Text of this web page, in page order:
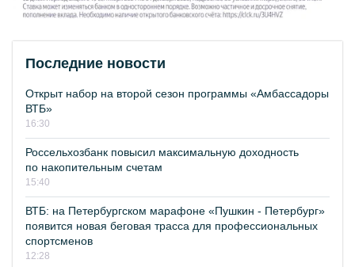
Последние новости
Открыт набор на второй сезон программы «Амбассадоры
ВТБ»
16:30
Россельхозбанк повысил максимальную доходность
по накопительным счетам
15:40
ВТБ: на Петербургском марафоне «Пушкин - Петербург»
появится новая беговая трасса для профессиональных
спортсменов
12:28